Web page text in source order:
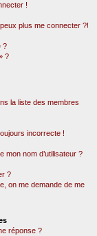
!
plus me connecter ?!
?
?
la liste des membres
incorrecte !
mon nom d’utilisateur ?
?
on me demande de me
réponse ?